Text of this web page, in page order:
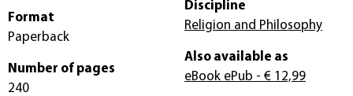
Format
Paperback
Number of pages
240
Discipline
Religion and Philosophy
Also available as
eBook ePub - € 12,99